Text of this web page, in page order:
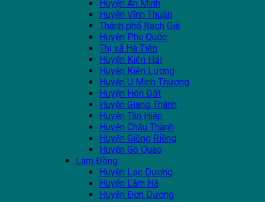
Huyện An Minh
Huyện Vĩnh Thuận
Thành phổ Rạch Giá
Huyện Phú Quốc
Thị xã Hà Tiên
Huyện Kiên Hải
Huyện Kiên Lương
Huyện U Minh Thượng
Huyện Hòn Đất
Huyện Giang Thành
Huyện Tân Hiệp
Huyện Châu Thành
Huyện Giồng Riềng
Huyện Gò Quao
Lâm Đồng
Huyện Lạc Dương
Huyện Lâm Hà
Huyện Đơn Dương